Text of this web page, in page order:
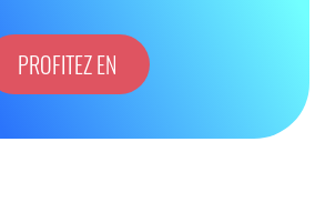
PROFITEZ EN